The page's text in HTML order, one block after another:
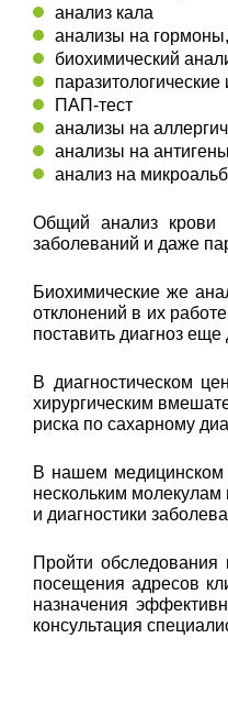
анализ кала
анализы на
биохимический
ПАП-тест
анализы на
анализы на
анализ на
Общий анализ крови
заболеваний и даже
Биохимические же
отклонений в их
поставить диагноз
В диагностическом
хирургическим
риска по сахарному
В нашем медицинском
нескольким
и диагностики
Пройти
посещения адресов
назначения
консультация